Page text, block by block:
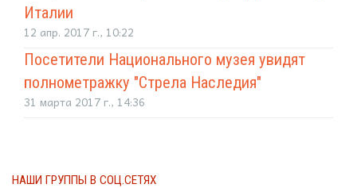
Италии
12 апр. 2017 г., 10:22
Посетители Национального музея увидят
полнометражку "Стрела Наследия"
31 марта 2017 г., 14:36
НАШИ ГРУППЫ В СОЦ.СЕТЯХ